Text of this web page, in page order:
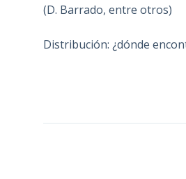
(D. Barrado, entre otros)
Distribución: ¿dónde